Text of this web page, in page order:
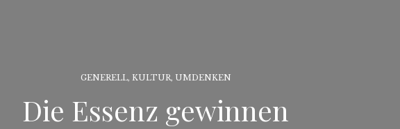
GENERELL, KULTUR, UMDENKEN
Die Essenz gewinnen